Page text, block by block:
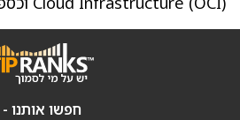
חפשו אותנו -